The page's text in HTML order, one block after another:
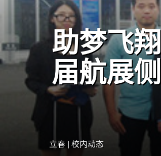
助梦飞
届航展
立春 | 校内动态